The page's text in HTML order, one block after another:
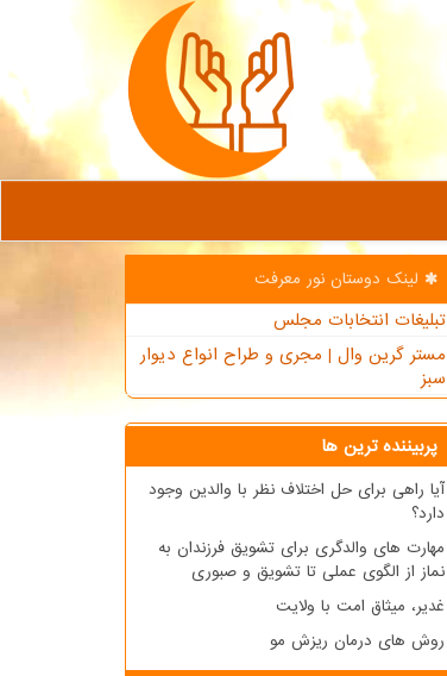
لینک دوستان نور معرفت
تبلیغات انتخابات مجلس
مستر گرین وال | مجری و طراح انواع دیوار
سبز
پربیننده ترین ها
آیا راهی برای حل اختلاف نظر با والدین وجود
دارد؟
مهارت های والدگری برای تشویق فرزندان به
نماز از الگوی عملی تا تشویق و صبوری
غدیر، میثاق امت با ولایت
روش های درمان ریزش مو